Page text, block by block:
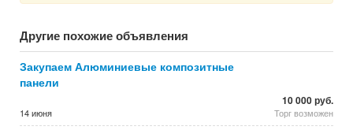
Другие похожие объявления
Закупаем Алюминиевые композитные
панели
14 июня
10 000 руб.
Торг возможен